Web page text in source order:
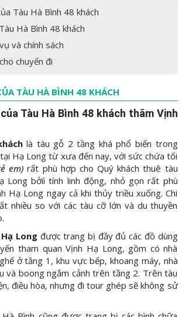
Tàu Hà Bình 48 khách
Hà Bình 48 khách
và chính sách
chuyến đi
TÀU HÀ BÌNH 48 KHÁCH
Tàu Hà Bình 48 khách thăm Vịnh
là tàu gỗ 2 tầng khá phổ biến trong
Hạ Long từ xưa đến nay, với sức chứa tối
em) rất phù hợp cho Quý khách thuê tàu
Long bởiì tính linh động, nhỏ gọn rất phù
Hạ Long ngay cả khi thủy triều xuống. Chi
nhiều so với các tàu cỡ lớn và du thuyền
Longđược trang bị đầy đủ các đồ dùng
tham quan Vịnh Hạ Long, gồm có nhà
ở tầng 1, khu vực bếp, khoang máy, nhà
và boong ngắm cảnh trên tầng 2. Trên tàu
điều hòa, nhưng đi tour ghép sẽ không sử